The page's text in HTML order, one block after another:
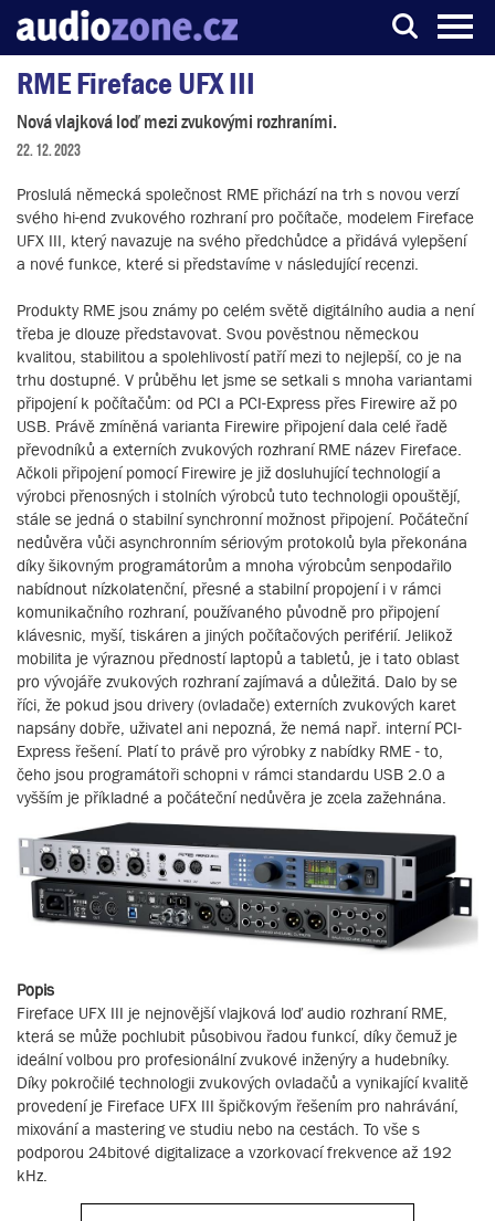
Server o digitálním zpracování zvuku
RME Fireface UFX III
Nová vlajková loď mezi zvukovými rozhraními.
22. 12. 2023
Proslulá německá společnost RME přichází na trh s novou verzí
svého hi-end zvukového rozhraní pro počítače, modelem Fireface
UFX III, který navazuje na svého předchůdce a přidává vylepšení
a nové funkce, které si představíme v následující recenzi.
Produkty RME jsou známy po celém světě digitálního audia a není
třeba je dlouze představovat. Svou pověstnou německou
kvalitou, stabilitou a spolehlivostí patří mezi to nejlepší, co je na
trhu dostupné. V průběhu let jsme se setkali s mnoha variantami
připojení k počítačům: od PCI a PCI-Express přes Firewire až po
USB. Právě zmíněná varianta Firewire připojení dala celé řadě
převodníků a externích zvukových rozhraní RME název Fireface.
Ačkoli připojení pomocí Firewire je již dosluhující technologií a
výrobci přenosných i stolních výrobců tuto technologii opouštějí,
stále se jedná o stabilní synchronní možnost připojení. Počáteční
nedůvěra vůči asynchronním sériovým protokolů byla překonána
díky šikovným programátorům a mnoha výrobcům senpodařilo
nabídnout nízkolatenční, přesné a stabilní propojení i v rámci
komunikačního rozhraní, používaného původně pro připojení
klávesnic, myší, tiskáren a jiných počítačových periférií. Jelikož
mobilita je výraznou předností laptopů a tabletů, je i tato oblast
pro vývojáře zvukových rozhraní zajímavá a důležitá. Dalo by se
říci, že pokud jsou drivery (ovladače) externích zvukových karet
napsány dobře, uživatel ani nepozná, že nemá např. interní PCI-
Express řešení. Platí to právě pro výrobky z nabídky RME - to,
čeho jsou programátoři schopni v rámci standardu USB 2.0 a
vyšším je příkladné a počáteční nedůvěra je zcela zažehnána.
Popis
Fireface UFX III je nejnovější vlajková loď audio rozhraní RME,
která se může pochlubit působivou řadou funkcí, díky čemuž je
ideální volbou pro profesionální zvukové inženýry a hudebníky.
Díky pokročilé technologii zvukových ovladačů a vynikající kvalitě
provedení je Fireface UFX III špičkovým řešením pro nahrávání,
mixování a mastering ve studiu nebo na cestách. To vše s
podporou 24bitové digitalizace a vzorkovací frekvence až 192
kHz.